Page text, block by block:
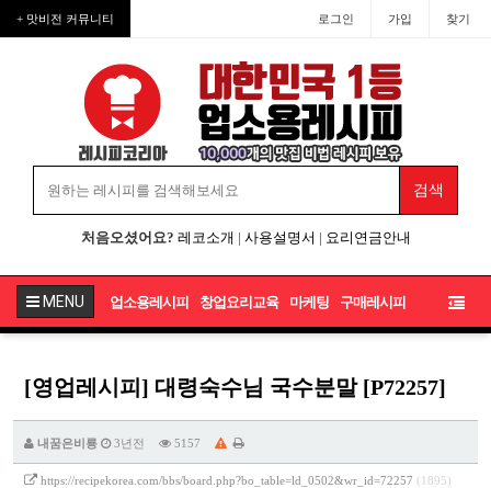
+ 맛비전 커뮤니티 로그인 가입 찾기
처음오셨어요? 레코소개 | 사용설명서 | 요리연금안내
MENU 업소용레시피 창업요리교육 마케팅 구매레시피
[영업레시피] 대령숙수님 국수분말 [P72257]
내꿈은비룡 3년전 5157
https://recipekorea.com/bbs/board.php?bo_table=ld_0502&wr_id=72257 (1895)